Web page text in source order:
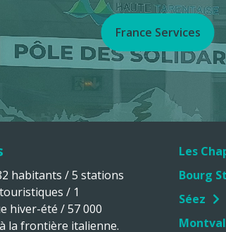
France Services
habitants / 5 stations
/ 1
hiver-été / 57 000
la frontière italienne.
Les
Bourg
Séez